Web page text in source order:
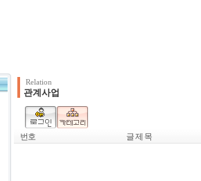
Relation
관계사업
번호 글 제 목